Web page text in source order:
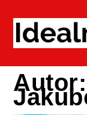
Autor: